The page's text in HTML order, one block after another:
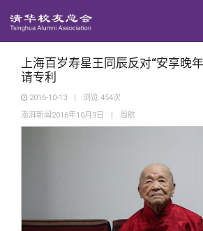
地区联络
年级联络
专业委员会
回馈母校
捐赠项目
捐赠纪事
媒体平台
《水木清华》
清华人物
上海百岁寿星王同辰反对“安享晚
请专利
2016-10-13 | 浏览 454次
澎湃新闻2016年10月9日
| 周航